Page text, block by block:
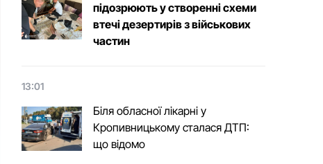
підозрюють у створенні схеми
втечі дезертирів з військових
частин
13:01
Біля обласної лікарні у
Кропивницькому сталася ДТП:
що відомо